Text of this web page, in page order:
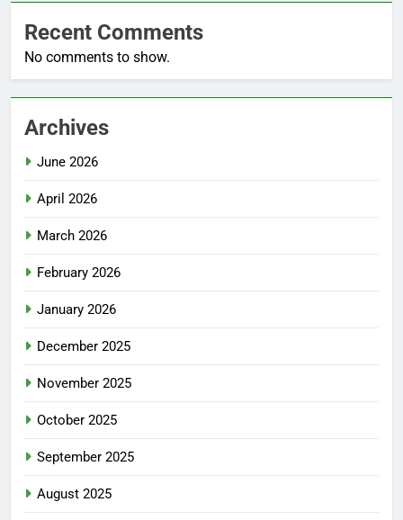
Recent Comments
No comments to show.
Archives
June 2026
April 2026
March 2026
February 2026
January 2026
December 2025
November 2025
October 2025
September 2025
August 2025